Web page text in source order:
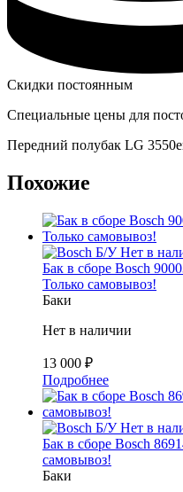
Скидки постоянным
Специальные цены для
Передний полубак LG
Похожие
Б/У Нет в
Бак в сборе Bosch
Только самовывоз!
Баки
Нет в наличии
13 000 ₽
Подробнее
Б/У Нет в
Бак в сборе Bosch
самовывоз!
Баки